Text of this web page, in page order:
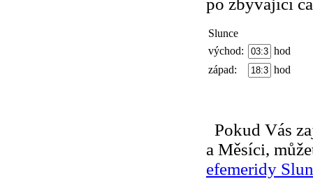
po zbývající
Slunce
východ:
hod
západ:
hod
Pokud Vás
a Měsíci,
efemeridy